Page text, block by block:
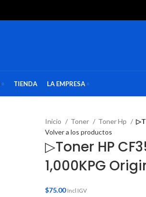
TIENDA LA EMPRESA
Inicio Toner Toner Hp
Volver a los productos
▷Toner HP
1,000KPG
$75.00 Incl IGV